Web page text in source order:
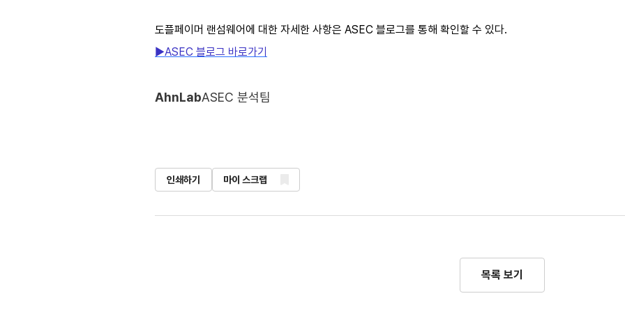
도플페이머 랜섬웨어에 대한 자세한 사항은 ASEC 블로그를 통해 확인할 수 있다.
▶ASEC 블로그 바로가기
AhnLabASEC 분석팀
인쇄하기 마이 스크랩
목록 보기